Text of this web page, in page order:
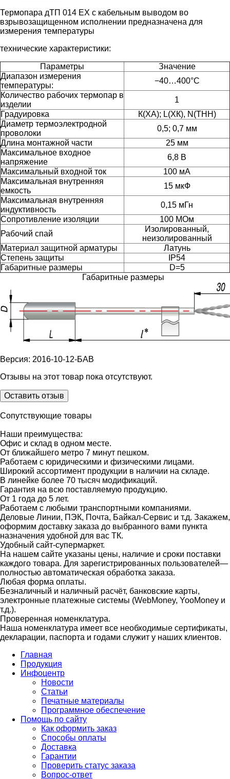
Термопара дТП 014 EX с кабельным выводом во
взрывозащищенном исполнении предназначена для
измерения температуры
технические характеристики:
Параметры
Значение
Диапазон измерения
температуры:
−40…400°C
Количество рабочих термопар в
изделии
1
Градуировка
К(ХА); L(ХК), N(ТНН)
Диаметр термоэлектродной
проволоки
0,5; 0,7 мм
Длина монтажной части
25 мм
Максимальное входное
напряжение
6,8 В
Максимальный входной ток
100 мА
Максимальная внутренняя
емкость
15 мкФ
Максимальная внутренняя
индуктивность
0,15 мГн
Сопротивление изоляции
100 МОм
Рабочий спай
Изолированный,
неизолированный
Материал защитной арматуры
Латунь
Степень защиты
IP54
Габаритные размеры
D=5
Габаритные размеры
Версия: 2016-10-12-БАВ
Отзывы на этот товар пока отсутствуют.
Оставить отзыв
Сопутствующие товары
Наши преимущества:
Офис и склад в одном месте.
От ближайшего метро 7 минут пешком.
Работаем с юридическими и физическими лицами.
Широкий ассортимент продукции в наличии на складе.
В линейке более 70 тысяч модификаций.
Гарантия на всю поставляемую продукцию.
От 1 года до 5 лет.
Работаем с любыми транспортными компаниями.
Деловые Линии, ПЭК, Почта, Байкал-Сервис и т.д. Закажем,
оформим доставку заказа до выбранного вами пункта
назначения удобной для вас ТК.
Удобный сайт-супермаркет.
На нашем сайте указаны цены, наличие и сроки поставки
каждого товара. Для зарегистрированных пользователей—
полностью автоматическая обработка заказа.
Любая форма оплаты.
Безналичный и наличный расчёт, банковские карты,
электронные платежные системы (WebMoney, YooMoney и
т.д.).
Проверенная номенклатура.
Наша номенклатура имеет все необходимые сертификаты,
декларации, паспорта и годами служит у наших клиентов.
Главная
Продукция
Инфоцентр
Новости
Статьи
Печатные материалы
Программное обеспечение
Помощь по сайту
Как оформить заказ
Способы оплаты
Доставка
Гарантии
Проверить статус заказа
Вопрос-ответ